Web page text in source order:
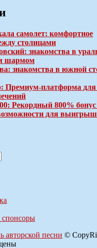
самолет: комфортное
столицами
знакомства в
шармом
знакомства в южной
Премиум-платформа для
Рекордный 800%
для
спонсоры
авторской песни ©